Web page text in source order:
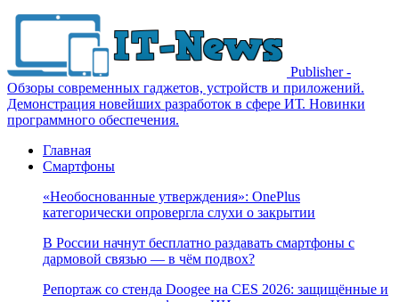
Publisher -
Обзоры современных гаджетов, устройств и приложений.
Демонстрация новейших разработок в сфере ИТ. Новинки
программного обеспечения.
Главная
Смартфоны
«Необоснованные утверждения»: OnePlus
категорически опровергла слухи о закрытии
В России начнут бесплатно раздавать смартфоны с
дармовой связью — в чём подвох?
Репортаж со стенда Doogee на CES 2026: защищённые и